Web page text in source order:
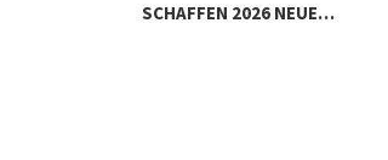
SCHAFFEN 2026 NEUE…